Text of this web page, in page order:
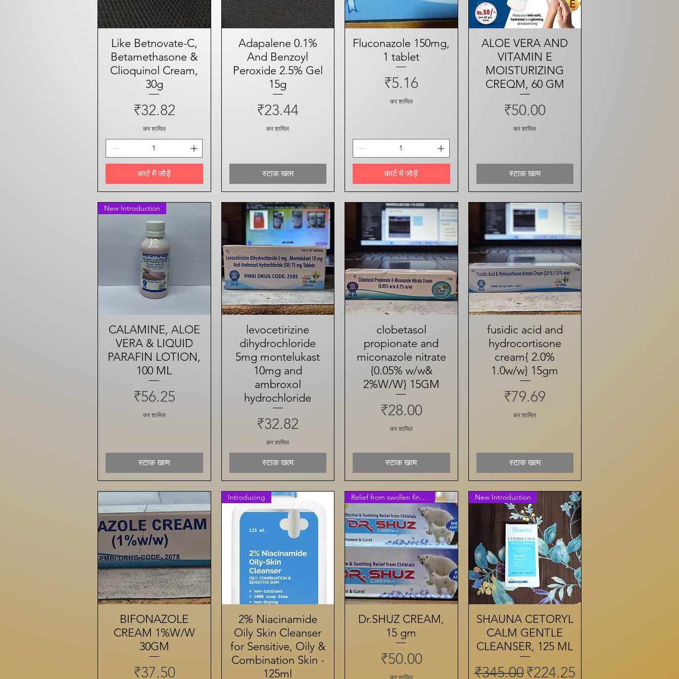
त्वरित दृश्य
Like Betnovate-C,
Betamethasone &
Clioquinol Cream,
30g
मूल्य
₹32.82
कर शामिल
कार्ट में जोड़ें
त्वरित दृश्य
Adapalene 0.1%
And Benzoyl
Peroxide 2.5% Gel
15g
मूल्य
₹23.44
कर शामिल
स्टाक खत्म
त्वरित दृश्य
Fluconazole 150mg,
1 tablet
मूल्य
₹5.16
कर शामिल
कार्ट में जोड़ें
त्वरित दृश्य
ALOE VERA AND
VITAMIN E
MOISTURIZING
CREQM, 60 GM
मूल्य
₹50.00
कर शामिल
स्टाक खत्म
त्वरित दृश्य
New Introduction
CALAMINE, ALOE
VERA & LIQUID
PARAFIN LOTION,
100 ML
मूल्य
₹56.25
कर शामिल
स्टाक खत्म
त्वरित दृश्य
levocetirizine
dihydrochloride
5mg montelukast
10mg and
ambroxol
hydrochloride
मूल्य
₹32.82
कर शामिल
स्टाक खत्म
त्वरित दृश्य
clobetasol
propionate and
miconazole nitrate
{0.05% w/w&
2%W/W} 15GM
मूल्य
₹28.00
कर शामिल
स्टाक खत्म
त्वरित दृश्य
fusidic acid and
hydrocortisone
cream{ 2.0%
1.0w/w} 15gm
मूल्य
₹79.69
कर शामिल
स्टाक खत्म
त्वरित दृश्य
BIFONAZOLE
CREAM 1%W/W
30GM
मूल्य
₹37.50
त्वरित दृश्य
Introducing
2% Niacinamide
Oily Skin Cleanser
for Sensitive, Oily &
Combination Skin -
125ml
त्वरित दृश्य
Relief from swollen fingers
Dr.SHUZ CREAM,
15 gm
मूल्य
₹50.00
कर शामिल
त्वरित दृश्य
New Introduction
SHAUNA CETORYL
CALM GENTLE
CLEANSER, 125 ML
नियमित मूल्य
₹345.00बिक्री मूल्य
₹224.25